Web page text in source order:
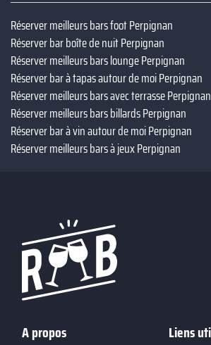
Réserver meilleurs bars foot Perpignan
Réserver bar boîte de nuit Perpignan
Réserver meilleurs bars lounge Perpignan
Réserver bar à tapas autour de moi Perpignan
Réserver meilleurs bars avec terrasse Perpignan
Réserver meilleurs bars billards Perpignan
Réserver bar à vin autour de moi Perpignan
Réserver meilleurs bars à jeux Perpignan
A propos Liens